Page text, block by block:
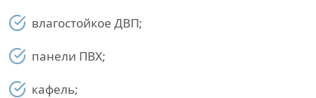
влагостойкое ДВП;
панели ПВХ;
кафель;